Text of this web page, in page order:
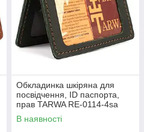
Обкладинка шкіряна для
посвідчення, ID паспорта,
прав TARWA RE-0114-4sa
зелений
В наявності